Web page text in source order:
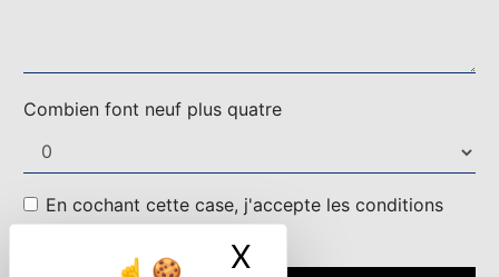
X Masquer le
Combien font neuf plus quatre
En cochant cette case, j'accepte les conditions
particulières ci-dessous **